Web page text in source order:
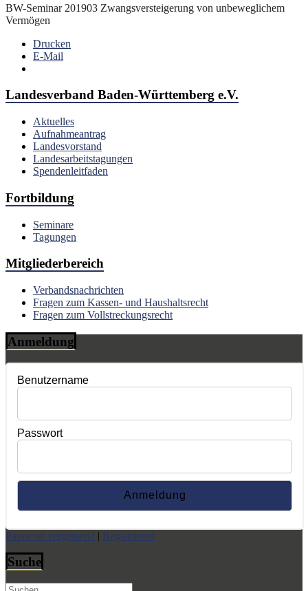
BW-Seminar 201903 Zwangsversteigerung von unbeweglichem
Vermögen
Drucken
E-Mail
Landesverband Baden-Württemberg e.V.
Aktuelles
Aufnahmeantrag
Landesvorstand
Landesarbeitstagungen
Spendenleitfaden
Fortbildung
Seminare
Tagungen
Mitgliederbereich
Verbandsnachrichten
Fragen zum Kassen- und Haushaltsrecht
Fragen zum Vollstreckungsrecht
Anmeldung
Benutzername
Passwort
Passwort vergessen? | Registrieren
Suche